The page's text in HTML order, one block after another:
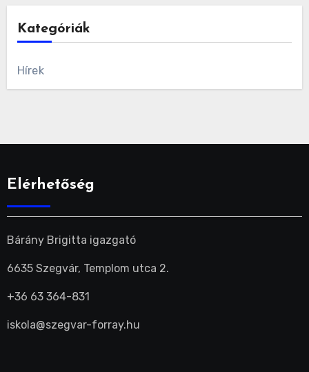
Kategóriák
Hírek
Elérhetőség
Bárány Brigitta igazgató
6635 Szegvár, Templom utca 2.
+36 63 364-831
iskola@szegvar-forray.hu